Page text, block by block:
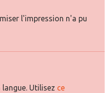
l'impression n'a pu
Utilisez ce